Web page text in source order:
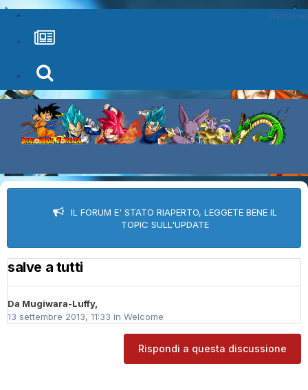
Welcome
IL FORUM E' STATO RIAPERTO, LEGGETE BENE IL
TOPIC SULL'UPDATE
salve a tutti
Da Mugiwara-Luffy,
13 settembre 2013, 11:33 in Welcome
Rispondi a questa discussione